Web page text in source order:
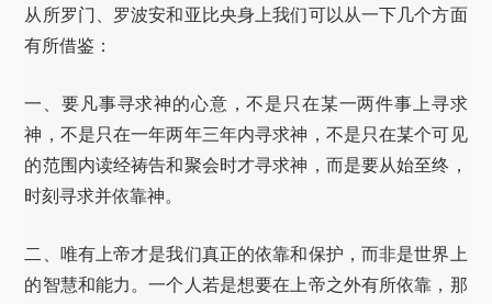
从所罗门、罗波安和亚比央身上我们可以从一下几个方面
有所借鉴：
一、要凡事寻求神的心意，不是只在某一两件事上寻求
神，不是只在一年两年三年内寻求神，不是只在某个可见
的范围内读经祷告和聚会时才寻求神，而是要从始至终，
时刻寻求并依靠神。
二、唯有上帝才是我们真正的依靠和保护，而非是世界上
的智慧和能力。一个人若是想要在上帝之外有所依靠，那